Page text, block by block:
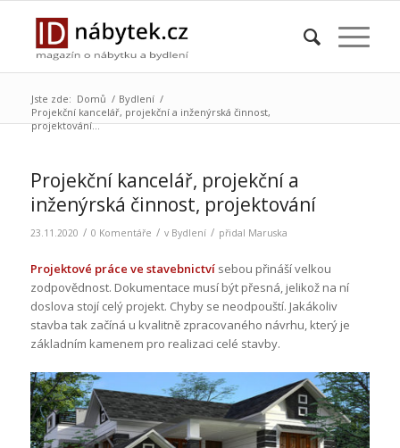
Jste zde: Domů / Bydlení /
Projekční kancelář, projekční a inženýrská činnost,
projektování...
Projekční kancelář, projekční a
inženýrská činnost, projektování
23.11.2020 / 0 Komentáře / v Bydlení / přidal Maruska
Projektové práce ve stavebnictvísebou přináší velkou
zodpovědnost. Dokumentace musí být přesná, jelikož na ní
doslova stojí celý projekt. Chyby se neodpouští. Jakákoliv
stavba tak začíná u kvalitně zpracovaného návrhu, který je
základním kamenem pro realizaci celé stavby.